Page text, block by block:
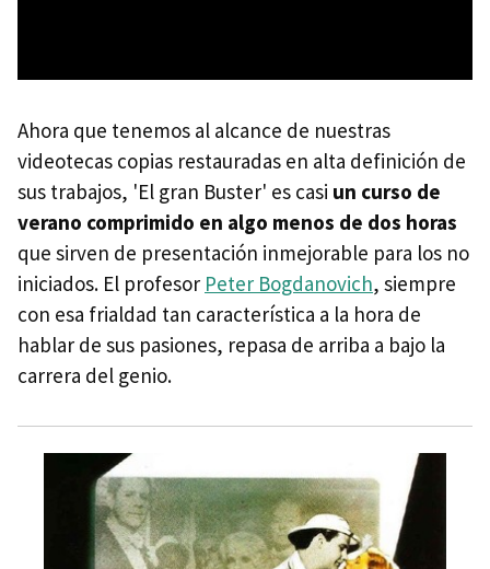
Ahora que tenemos al alcance de nuestras
videotecas copias restauradas en alta definición de
sus trabajos, 'El gran Buster' es casi un curso de
verano comprimido en algo menos de dos horas
que sirven de presentación inmejorable para los no
iniciados. El profesor Peter Bogdanovich, siempre
con esa frialdad tan característica a la hora de
hablar de sus pasiones, repasa de arriba a bajo la
carrera del genio.